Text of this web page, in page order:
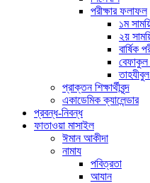
পরীক্ষার ফলাফল
১ম
২য়
বার্ষিক
বেফাকুল
প্রাক্তন শিক্ষার্থীবৃন্দ
একাডেমিক ক্যালেন্ডার
প্রবন্ধ-নিবন্ধ
ফাতাওয়া মাসাইল
ঈমান আকীদা
নামায
পবিত্রতা
আযান